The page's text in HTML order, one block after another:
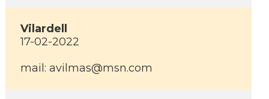
Vilardell
17-02-2022
mail: avilmas@msn.com